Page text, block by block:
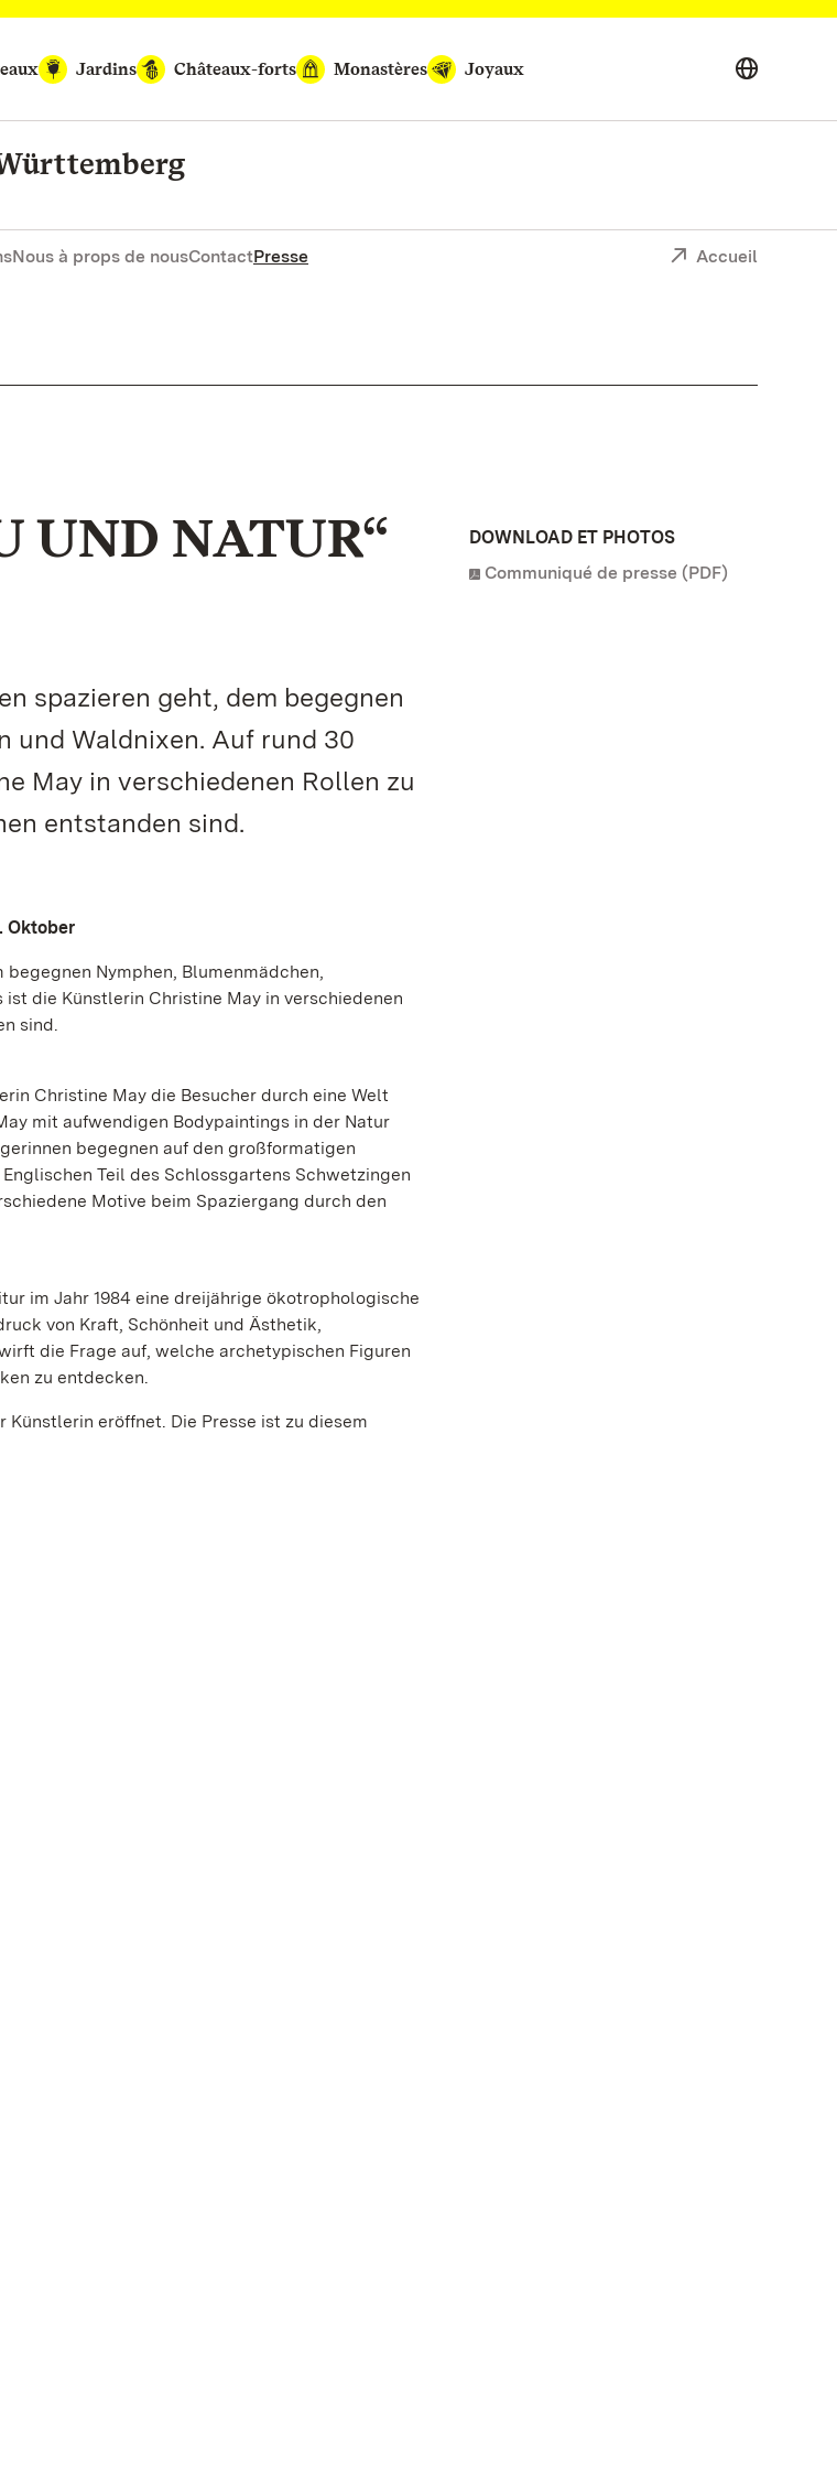
Jardins Châteaux-forts Monastères Joyaux
Nous à props de nousContactPresse Accueil
UND NATUR“
spazieren geht, dem begegnen
und Waldnixen. Auf rund 30
May in verschiedenen Rollen zu
entstanden sind.
Oktober
Nymphen, Blumenmädchen,
die Künstlerin Christine May in verschiedenen
sind.
Christine May die Besucher durch eine Welt
mit aufwendigen Bodypaintings in der Natur
begegnen auf den großformatigen
Teil des Schlossgartens Schwetzingen
Motive beim Spaziergang durch den
im Jahr 1984 eine dreijährige ökotrophologische
von Kraft, Schönheit und Ästhetik,
die Frage auf, welche archetypischen Figuren
zu entdecken.
eröffnet. Die Presse ist zu diesem
DOWNLOAD ET PHOTOS
Communiqué de presse (PDF)